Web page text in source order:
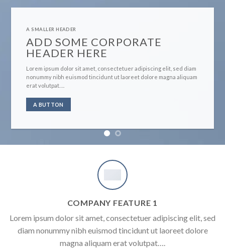
A SMALLER HEADER
ADD SOME CORPORATE
HEADER HERE
Lorem ipsum dolor sit amet, consectetuer adipiscing elit, sed diam
nonummy nibh euismod tincidunt ut laoreet dolore magna aliquam
erat volutpat….
A BUTTON
COMPANY FEATURE 1
Lorem ipsum dolor sit amet, consectetuer adipiscing elit, sed
diam nonummy nibh euismod tincidunt ut laoreet dolore
magna aliquam erat volutpat….